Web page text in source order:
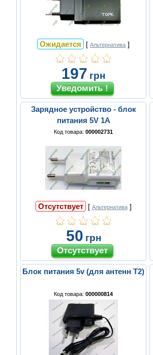
Ожидается [ Альтернатива ]
197 грн
Зарядное устройство - блок
питания 5V 1А
Код товара: 000002731
Отсутствует [ Альтернатива]
50 грн
Блок питания 5v (для антенн T2)
Код товара: 000000814